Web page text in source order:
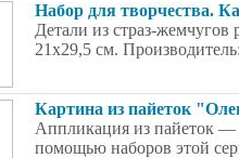
Набор для творчества.
Детали из страз-жемчугов
21x29,5 см.
Картина из пайеток
Аппликация из пайеток —
помощью наборов этой